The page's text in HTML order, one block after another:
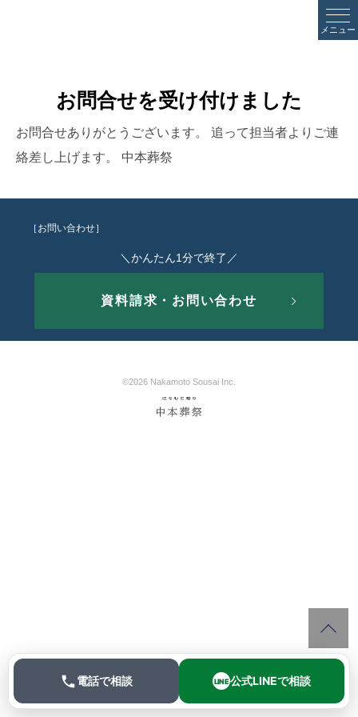
メニュー
お問合せを受け付けました
お問合せありがとうございます。 追って担当者よりご連
絡差し上げます。 中本葬祭
［お問い合わせ］
＼かんたん1分で終了／
資料請求・お問い合わせ
©2026 Nakamoto Sousai Inc.
電話で相談 LINE公式LINEで相談